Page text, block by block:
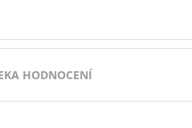
HODNOCENÍ